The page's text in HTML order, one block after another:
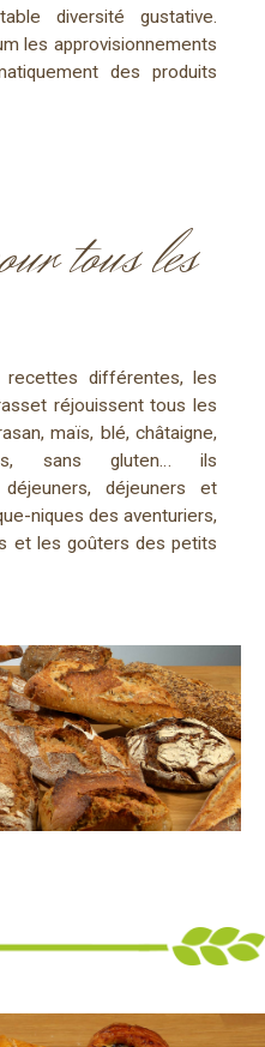
diversité gustative.
les approvisionnements
des produits
tous les
recettes différentes, les
réjouissent tous les
maïs, blé, châtaigne,
sans gluten… ils
déjeuners et
niques des aventuriers,
et les goûters des petits